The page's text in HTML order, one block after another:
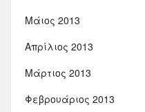
Μάιος 2013
Απρίλιος 2013
Μάρτιος 2013
Φεβρουάριος 2013